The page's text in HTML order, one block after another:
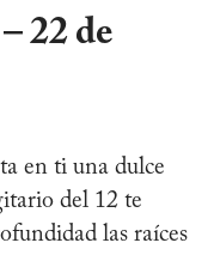
22 de
en ti una dulce
del 12 te
las raíces